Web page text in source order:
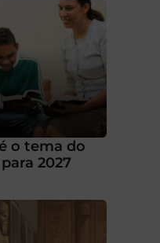
o tema do
para 2027